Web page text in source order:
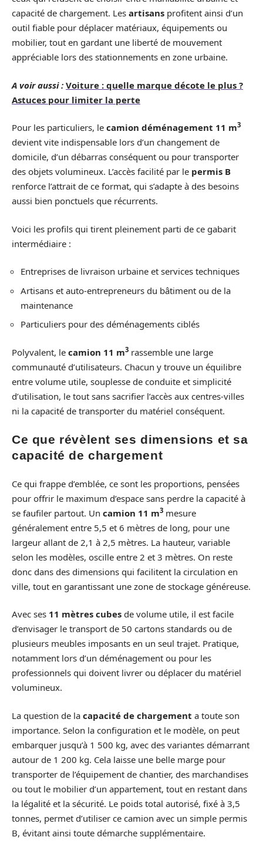
capacité de chargement. Les artisans profitent ainsi d’un
outil fiable pour déplacer matériaux, équipements ou
mobilier, tout en gardant une liberté de mouvement
appréciable lors des stationnements en zone urbaine.
A voir aussi : Voiture : quelle marque décote le plus ?
Astuces pour limiter la perte
Pour les particuliers, le camion déménagement 11 m3
devient vite indispensable lors d’un changement de
domicile, d’un débarras conséquent ou pour transporter
des objets volumineux. L’accès facilité par le permis B
renforce l’attrait de ce format, qui s’adapte à des besoins
aussi bien ponctuels que récurrents.
Voici les profils qui tirent pleinement parti de ce gabarit
intermédiaire :
Entreprises de livraison urbaine et services techniques
Artisans et auto-entrepreneurs du bâtiment ou de la
maintenance
Particuliers pour des déménagements ciblés
Polyvalent, le camion 11 m3 rassemble une large
communauté d’utilisateurs. Chacun y trouve un équilibre
entre volume utile, souplesse de conduite et simplicité
d’utilisation, le tout sans sacrifier l’accès aux centres-villes
ni la capacité de transporter du matériel conséquent.
Ce que révèlent ses dimensions et sa
capacité de chargement
Ce qui frappe d’emblée, ce sont les proportions, pensées
pour offrir le maximum d’espace sans perdre la capacité à
se faufiler partout. Un camion 11 m3 mesure
généralement entre 5,5 et 6 mètres de long, pour une
largeur allant de 2,1 à 2,5 mètres. La hauteur, variable
selon les modèles, oscille entre 2 et 3 mètres. On reste
donc dans des dimensions qui facilitent la circulation en
ville, tout en garantissant une zone de stockage généreuse.
Avec ses 11 mètres cubes de volume utile, il est facile
d’envisager le transport de 50 cartons standards ou de
plusieurs meubles imposants en un seul trajet. Pratique,
notamment lors d’un déménagement ou pour les
professionnels qui doivent livrer ou déplacer du matériel
volumineux.
La question de la capacité de chargement a toute son
importance. Selon la configuration et le modèle, on peut
embarquer jusqu’à 1 500 kg, avec des variantes démarrant
autour de 1 200 kg. Cela laisse une belle marge pour
transporter de l’équipement de chantier, des marchandises
ou tout le mobilier d’un appartement, tout en restant dans
la légalité et la sécurité. Le poids total autorisé, fixé à 3,5
tonnes, permet d’utiliser ce camion avec un simple permis
B, évitant ainsi toute démarche supplémentaire.